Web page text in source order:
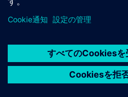
© Siemens2026
タル・ミレニアム著作権法 (DMCA)